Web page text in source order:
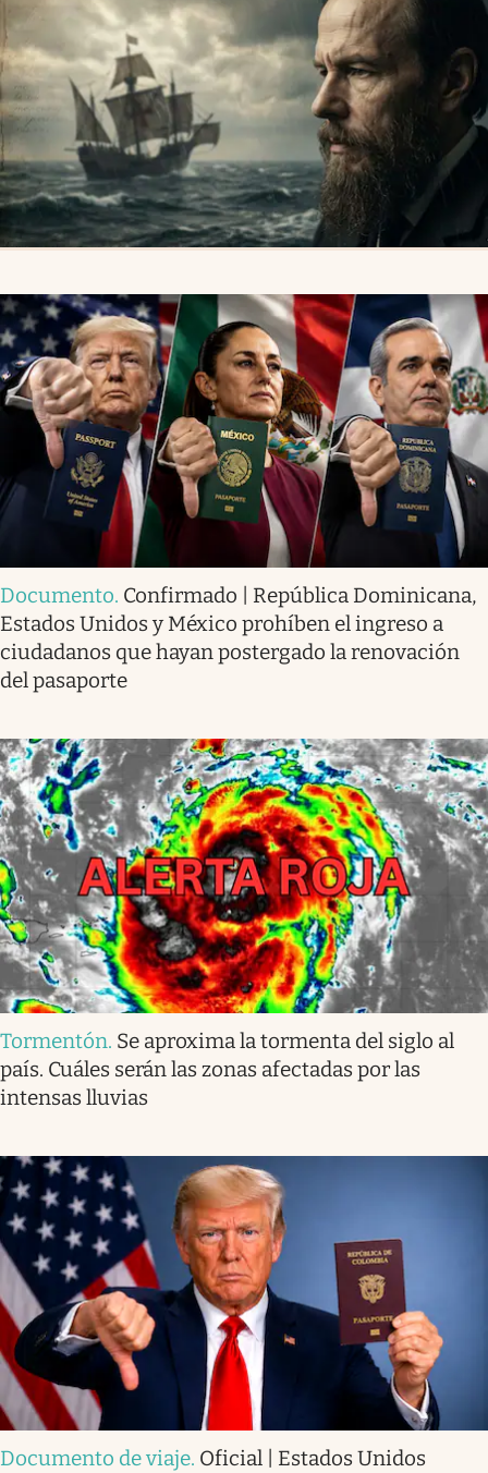
Documento. Confirmado | República Dominicana,
Estados Unidos y México prohíben el ingreso a
ciudadanos que hayan postergado la renovación
del pasaporte
Tormentón. Se aproxima la tormenta del siglo al
país. Cuáles serán las zonas afectadas por las
intensas lluvias
Documento de viaje. Oficial | Estados Unidos